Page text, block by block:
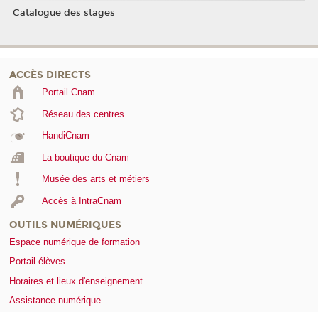
Catalogue des stages
ACCÈS DIRECTS
Portail Cnam
Réseau des centres
HandiCnam
La boutique du Cnam
Musée des arts et métiers
Accès à IntraCnam
OUTILS NUMÉRIQUES
Espace numérique de formation
Portail élèves
Horaires et lieux d'enseignement
Assistance numérique